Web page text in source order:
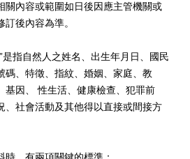
關內容或範圍如日後因應主管機關或
後內容為準。
”是指自然人之姓名、出生年月日、國民
碼、特徵、指紋、婚姻、家庭、教
基因、 性生活、健康檢查、犯罪前
、社會活動及其他得以直接或間接方